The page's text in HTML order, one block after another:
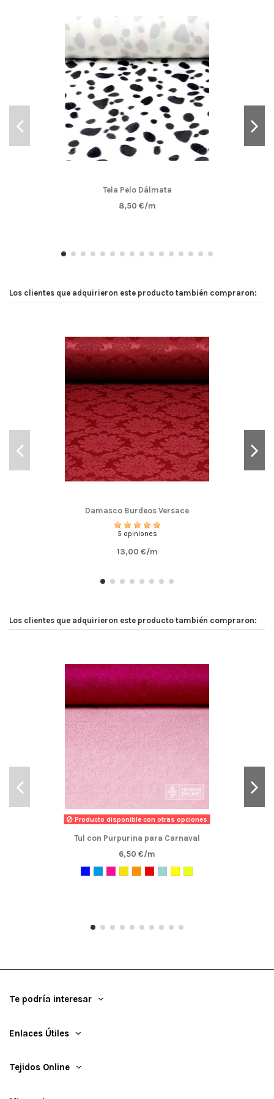
Tela Pelo Dálmata
8,50 €/m
Los clientes que adquirieron este producto también compraron:
Damasco Burdeos Versace
5 opiniones
13,00 €/m
Los clientes que adquirieron este producto también compraron:
Producto disponible con otras opciones
Tul con Purpurina para Carnaval
6,50 €/m
Te podría interesar
Enlaces Útiles
Tejidos Online